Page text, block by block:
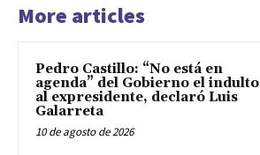
More articles
Pedro Castillo: “No está en
agenda” del Gobierno el indulto
al expresidente, declaró Luis
Galarreta
10 de agosto de 2026